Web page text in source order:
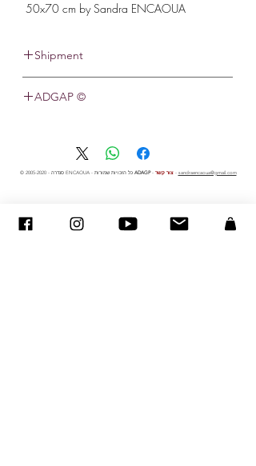
50x70 cm by Sandra ENCAOUA
Shipment
business days
© ADGAP
© 2005-2020 - סנדרה ENCAOUA - כל הזכויות שמורות ADAGP- צור קשר - sandraencaoua@gmail.com